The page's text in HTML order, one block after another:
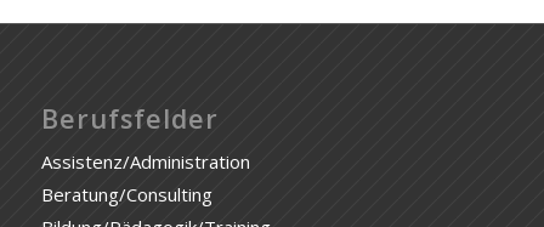
Berufsfelder
Assistenz/Administration
Beratung/Consulting